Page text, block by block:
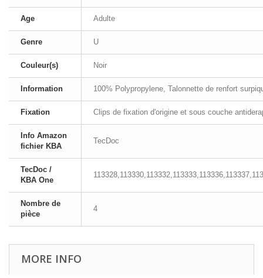
Age Adulte
Genre U
Couleur(s) Noir
Information 100% Polypropylene, Talonnette de renfort
Fixation Clips de fixation d'origine et sous couche
Info Amazon
fichier KBA
TecDoc
TecDoc /
KBA One
Nombre de
pièce
4
MORE INFO